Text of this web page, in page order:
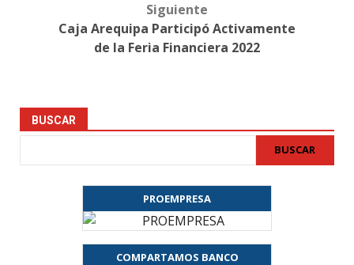
Siguiente
Caja Arequipa Participó Activamente
de la Feria Financiera 2022
BUSCAR
BUSCAR
PROEMPRESA
COMPARTAMOS BANCO